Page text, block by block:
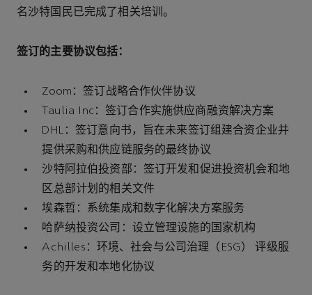
名沙特国民已完成了相关培训。
签订的主要协议包括：
Zoom：签订战略合作伙伴协议
Taulia Inc：签订合作实施供应商融资解决方案
DHL：签订意向书，旨在未来签订组建合资企业并
提供采购和供应链服务的最终协议
沙特阿拉伯投资部：签订开发和促进投资机会和地
区总部计划的相关文件
埃森哲：系统集成和数字化解决方案服务
哈萨纳投资公司：设立管理设施的国家机构
Achilles：环境、社会与公司治理（ESG） 评级服
务的开发和本地化协议